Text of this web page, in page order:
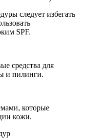
следует избегать
SPF.
средства для
и пилинги.
которые
кожи.